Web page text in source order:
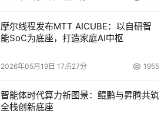
摩尔线程发布MTT AICUBE：以自研智
能SoC为底座，打造家庭AI中枢
2026年05月19日 17点27分 1955
智能体时代算力新图景：鲲鹏与昇腾共筑
全栈创新底座